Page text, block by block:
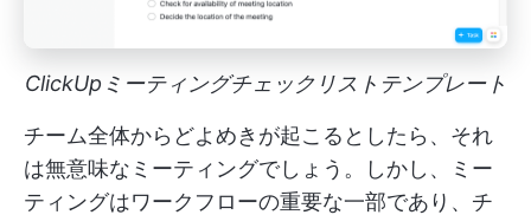
ClickUpミーティングチェックリストテンプレート
チーム全体からどよめきが起こるとしたら、それ
は無意味なミーティングでしょう。しかし、ミー
ティングはワークフローの重要な一部であり、チ